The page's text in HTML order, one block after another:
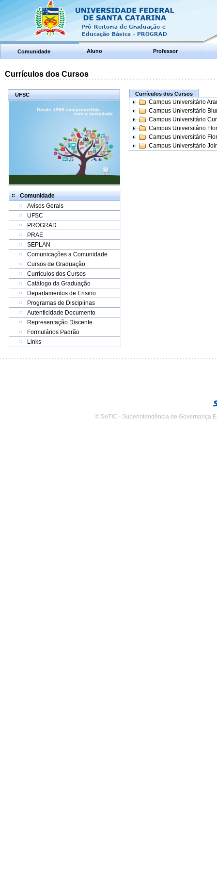
Comunidade Aluno Professor
Currículos dos Cursos
UFSC
Comunidade
Avisos Gerais
UFSC
PROGRAD
PRAE
SEPLAN
Comunicações a Comunidade
Cursos de Graduação
Currículos dos Cursos
Catálogo da Graduação
Departamentos de Ensino
Programas de Disciplinas
Autenticidade Documento
Representação Discente
Formulários Padrão
Links
Currículos dos Cursos
Campus Universitário
Campus Universitário
Campus Universitário
Campus Universitário
Campus Universitário
Campus Universitário
© SeTIC - Superintendência de Governança